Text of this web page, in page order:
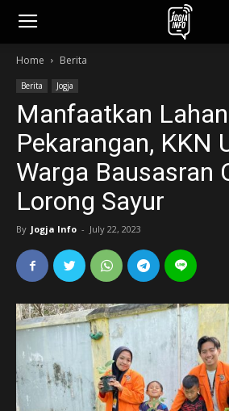
jogjainfo.id
Home Berita
Berita Jogja
Manfaatkan Lahan
Pekarangan, KKN
Warga Bausasran
Lorong Sayur
By Jogja Info - July 22, 2023